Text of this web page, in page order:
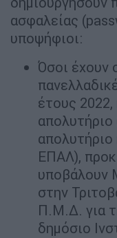
ασφαλείας
υποψήφιοι:
Όσοι έχουν
έτους
απολυτήριο
απολυτήριο
ΕΠΑΛ),
υποβάλουν
στην
Π.Μ.Δ. για
δημόσιο